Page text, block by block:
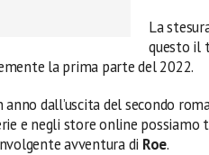
La
questo il
la prima parte del 2022.
dall’uscita del secondo
e negli store online possiamo
avventura di Roe.